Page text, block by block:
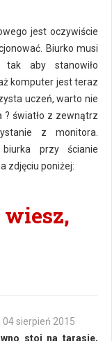
jest oczywiście
Biurko musi
tak aby stanowiło
komputer jest teraz
uczeń, warto nie
? światło z zewnątrz
z monitora.
przy ścianie
zdjęciu poniżej:
wiesz,
sierpień 2015
stoi na tarasie,